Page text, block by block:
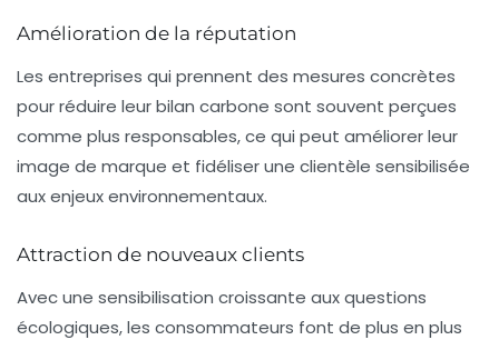
Amélioration de la réputation
Les entreprises qui prennent des mesures concrètes
pour réduire leur bilan carbone sont souvent perçues
comme plus responsables, ce qui peut améliorer leur
image de marque et fidéliser une clientèle sensibilisée
aux enjeux environnementaux.
Attraction de nouveaux clients
Avec une sensibilisation croissante aux questions
écologiques, les consommateurs font de plus en plus